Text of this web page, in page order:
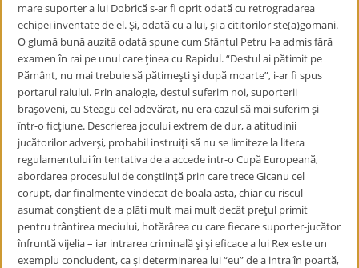
mare suporter a lui Dobricӑ s-ar fi oprit odatӑ cu retrogradarea
echipei inventate de el. Şi, odatӑ cu a lui, şi a cititorilor ste(a)gomani.
O glumӑ bunӑ auzitӑ odatӑ spune cum Sfântul Petru l-a admis fӑrӑ
examen în rai pe unul care ţinea cu Rapidul. “Destul ai pӑtimit pe
Pӑmânt, nu mai trebuie sӑ pӑtimeşti şi dupӑ moarte”, i-ar fi spus
portarul raiului. Prin analogie, destul suferim noi, suporterii
braşoveni, cu Steagu cel adevӑrat, nu era cazul sӑ mai suferim şi
într-o ficţiune. Descrierea jocului extrem de dur, a atitudinii
jucӑtorilor adverşi, probabil instruiţi sӑ nu se limiteze la litera
regulamentului în tentativa de a accede intr-o Cupӑ Europeanӑ,
abordarea procesului de conştiinţӑ prin care trece Gicanu cel
corupt, dar finalmente vindecat de boala asta, chiar cu riscul
asumat conştient de a plӑti mult mai mult decât preţul primit
pentru trântirea meciului, hotӑrârea cu care fiecare suporter-jucӑtor
înfruntӑ vijelia – iar intrarea criminalӑ şi şi eficace a lui Rex este un
exemplu concludent, ca şi determinarea lui “eu” de a intra în poartӑ,